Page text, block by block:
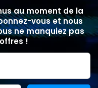
au moment de la
vous et nous
ne manquiez pas
!